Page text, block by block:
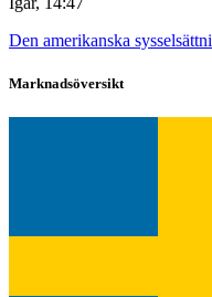
Den amerikanska
Marknadsöversikt